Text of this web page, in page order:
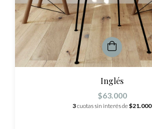
Inglés
$63.000
3cuotas sin interés de$21.000